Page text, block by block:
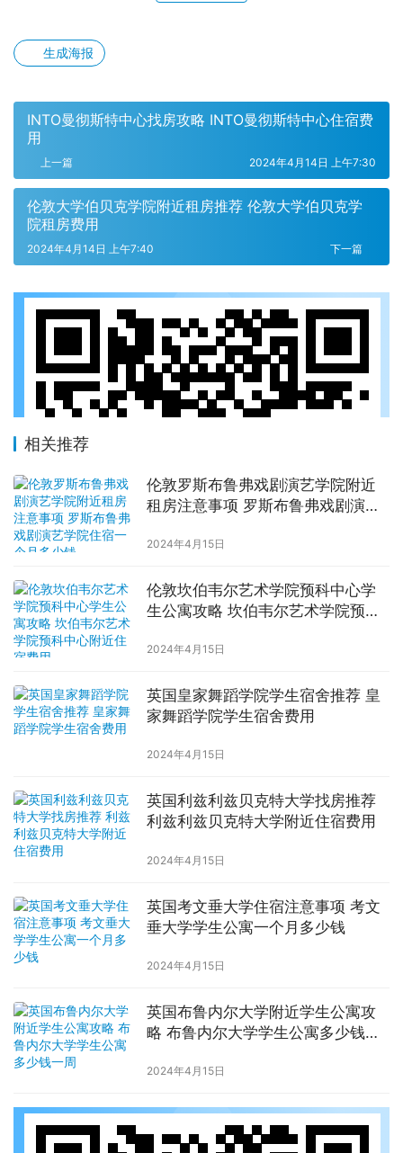
生成海报
INTO曼彻斯特中心找房攻略 INTO曼彻斯特中心住宿费
用
上一篇 2024年4月14日 上午7:30
伦敦大学伯贝克学院附近租房推荐 伦敦大学伯贝克学
院租房费用
下一篇
2024年4月14日 上午7:40
相关推荐
伦敦罗斯布鲁弗戏剧演艺学院附近
租房注意事项 罗斯布鲁弗戏剧演艺
2024年4月15日
伦敦坎伯韦尔艺术学院预科中心学
生公寓攻略 坎伯韦尔艺术学院预科
2024年4月15日
英国皇家舞蹈学院学生宿舍推荐 皇
家舞蹈学院学生宿舍费用
2024年4月15日
英国利兹利兹贝克特大学找房推荐
利兹利兹贝克特大学附近住宿费用
2024年4月15日
英国考文垂大学住宿注意事项 考文
垂大学学生公寓一个月多少钱
2024年4月15日
英国布鲁内尔大学附近学生公寓攻
略 布鲁内尔大学学生公寓多少钱一
2024年4月15日